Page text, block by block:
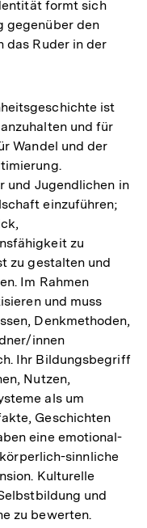
formt sich
gegenüber den
das Ruder in der
ist
und für
Wandel und der
und Jugendlichen in
einzuführen;
zu
zu gestalten und
Im Rahmen
und muss
Denkmethoden,
innen
Ihr Bildungsbegriff
Nutzen,
als um
Geschichten
eine emotional-
sinnliche
Kulturelle
und
zu bewerten.